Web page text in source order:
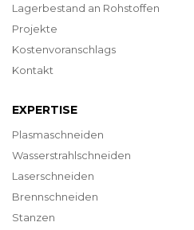
Lagerbestand an Rohstoffen
Projekte
Kostenvoranschlags
Kontakt
EXPERTISE
Plasmaschneiden
Wasserstrahlschneiden
Laserschneiden
Brennschneiden
Stanzen